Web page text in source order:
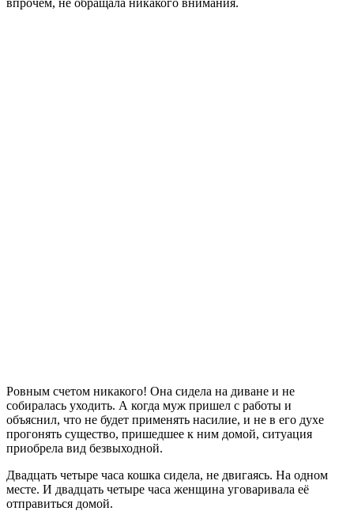
Ровным счетом никакого! Она сидела на диване и не
собиралась уходить. А когда муж пришел с работы и
объяснил, что не будет применять насилие, и не в его духе
прогонять существо, пришедшее к ним домой, ситуация
приобрела вид безвыходной.
Двадцать четыре часа кошка сидела, не двигаясь. На одном
месте. И двадцать четыре часа женщина уговаривала её
отправиться домой.